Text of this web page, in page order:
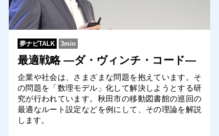
夢ナビTALK 3min
最適戦略 ―ダ・ヴィンチ・コード―
企業や社会は、さまざまな問題を抱えています。そ
の問題を「数理モデル」化して解決しようとする研
究が行われています。秋田市の移動図書館の巡回の
最適なルート設定などを例にして、その理論を解説
します。